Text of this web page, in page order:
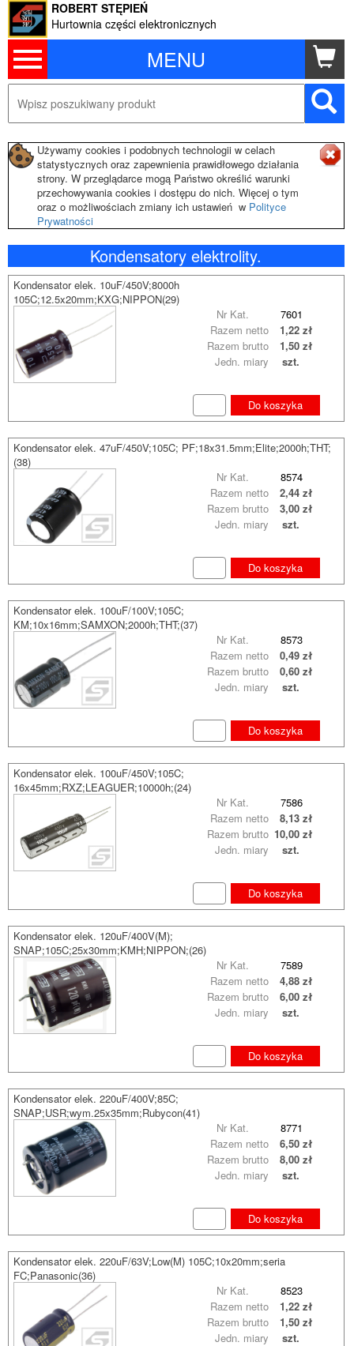
MENU
ROBERT STĘPIEŃ
Hurtownia części elektronicznych
Używamy cookies i podobnych technologii w celach
statystycznych oraz zapewnienia prawidłowego działania
strony. W przeglądarce mogą Państwo określić warunki
przechowywania cookies i dostępu do nich. Więcej o tym
oraz o możliwościach zmiany ich ustawień w Polityce
Prywatności
Kondensatory elektrolity.
Kondensator elek. 10uF/450V;8000h
105C;12.5x20mm;KXG;NIPPON(29)
Nr Kat.
7601
Razem brutto 1,50 zł
Razem netto 1,22 zł
Jedn. miary szt.
Do koszyka
Kondensator elek. 47uF/450V;105C; PF;18x31.5mm;Elite;2000h;THT;
(38)
Nr Kat.
8574
Razem brutto 3,00 zł
Razem netto 2,44 zł
Jedn. miary szt.
Do koszyka
Kondensator elek. 100uF/100V;105C;
KM;10x16mm;SAMXON;2000h;THT;(37)
Nr Kat.
8573
Razem brutto 0,60 zł
Razem netto 0,49 zł
Jedn. miary szt.
Do koszyka
Kondensator elek. 100uF/450V;105C;
16x45mm;RXZ;LEAGUER;10000h;(24)
Nr Kat.
7586
Razem brutto 10,00 zł
Razem netto 8,13 zł
Jedn. miary szt.
Do koszyka
Kondensator elek. 120uF/400V(M);
SNAP;105C;25x30mm;KMH;NIPPON;(26)
Nr Kat.
7589
Razem brutto 6,00 zł
Razem netto 4,88 zł
Jedn. miary szt.
Do koszyka
Kondensator elek. 220uF/400V;85C;
SNAP;USR;wym.25x35mm;Rubycon(41)
Nr Kat.
8771
Razem brutto 8,00 zł
Razem netto 6,50 zł
Jedn. miary szt.
Do koszyka
Kondensator elek. 220uF/63V;Low(M) 105C;10x20mm;seria
FC;Panasonic(36)
Nr Kat.
8523
Razem brutto 1,50 zł
Razem netto 1,22 zł
Jedn. miary szt.